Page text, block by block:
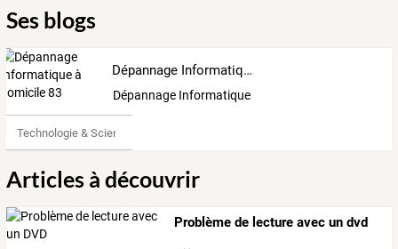
Ses blogs
Dépannage Informatique à domicile 83
Dépannage Informatique à TOULON et sa Région
Technologie & Science
Articles à découvrir
Problème de lecture avec un dvd